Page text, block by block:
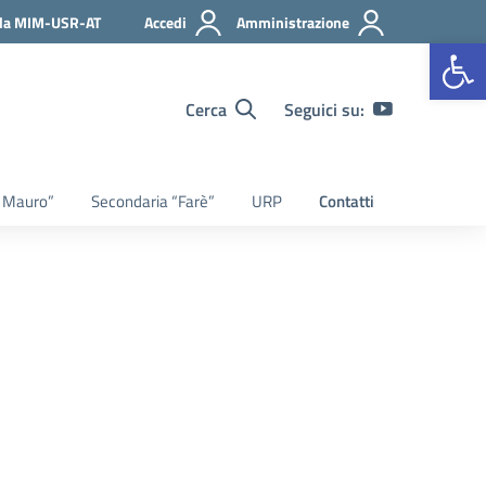
MIM-USR-AT Accedi Amministrazione
Cerca Seguici su:
Secondaria “Farè” URP Contatti